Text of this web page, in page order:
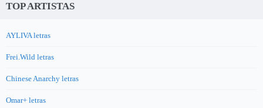
TOP ARTISTAS
AYLIVA letras
Frei.Wild letras
Chinese Anarchy letras
Omar+ letras